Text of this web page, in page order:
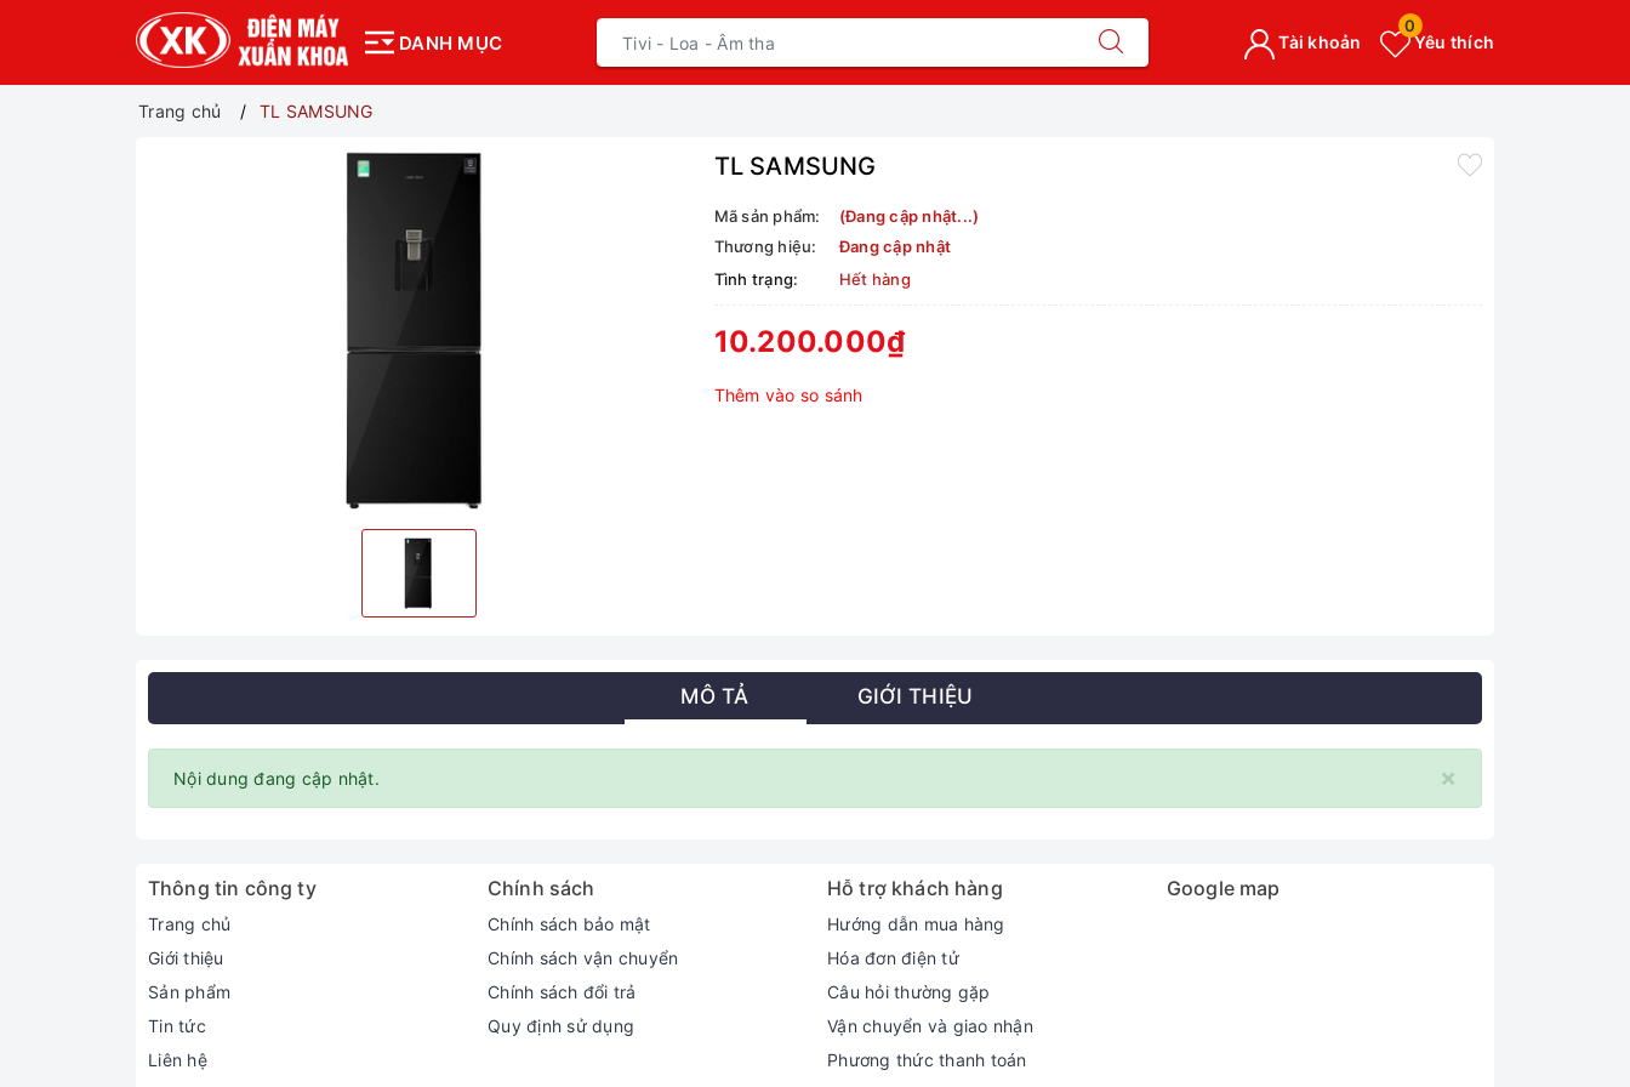
DANH MỤC Yêu thích
0
Tài khoản
Trang chủ TL SAMSUNG
TL SAMSUNG
Mã sản phẩm:
(Đang cập nhật...)
Thương hiệu:
Đang cập nhật
Tình trạng:
Hết hàng
10.200.000₫
Thêm vào so sánh
MÔ TẢ GIỚI THIỆU
×
Nội dung đang cập nhật.
Thông tin công ty
Trang chủ
Giới thiệu
Sản phẩm
Tin tức
Liên hệ
Chính sách
Chính sách bảo mật
Chính sách vận chuyển
Chính sách đổi trả
Quy định sử dụng
Hỗ trợ khách hàng
Hướng dẫn mua hàng
Hóa đơn điện tử
Câu hỏi thường gặp
Vận chuyển và giao nhận
Phương thức thanh toán
Google map